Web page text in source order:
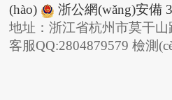
(hào)
浙公網(wǎng)安備
地址：浙江省杭州市莫干山
客服QQ:2804879579 檢測